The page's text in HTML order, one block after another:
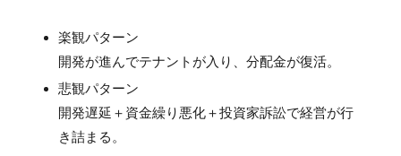
楽観パターン
開発が進んでテナントが入り、分配金が復活。
悲観パターン
開発遅延＋資金繰り悪化＋投資家訴訟で経営が行
き詰まる。